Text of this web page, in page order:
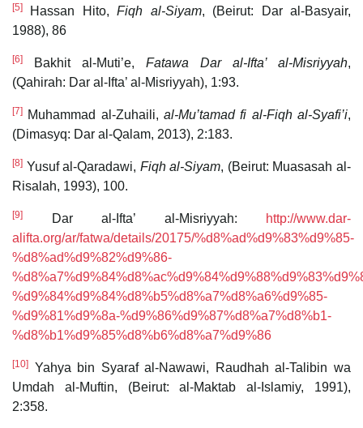
[5] Hassan Hito,Fiqh al-Siyam, (Beirut: Dar al-Basyair,
1988), 86
[6] Bakhit al-Muti’e, Fatawa Dar al-Ifta’ al-Misriyyah,
(Qahirah: Dar al-Ifta’ al-Misriyyah), 1:93.
[7] Muhammad al-Zuhaili, al-Mu’tamad fi al-Fiqh al-Syafi’i,
(Dimasyq: Dar al-Qalam, 2013), 2:183.
[8] Yusuf al-Qaradawi, Fiqh al-Siyam, (Beirut: Muasasah al-
Risalah, 1993), 100.
[9] Dar al-Ifta’ al-Misriyyah:
http://www.dar-
alifta.org/ar/fatwa/details/20175/%d8%ad%d9%83%d9%85-
%d8%ad%d9%82%d9%86-
%d9%84%d9%84%d8%b5%d8%a7%d8%a6%d9%85-
%d9%81%d9%8a-%d9%86%d9%87%d8%a7%d8%b1-
%d8%b1%d9%85%d8%b6%d8%a7%d9%86
[10] Yahya bin Syaraf al-Nawawi, Raudhah al-Talibin wa
Umdah al-Muftin, (Beirut: al-Maktab al-Islamiy, 1991),
2:358.